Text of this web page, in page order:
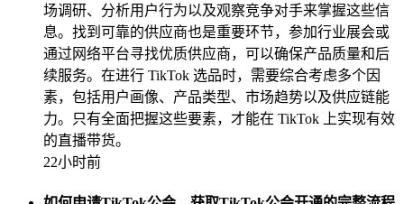
场调研、分析用户行为以及观察竞争对手来掌握这些信
息。找到可靠的供应商也是重要环节，参加行业展会或
通过网络平台寻找优质供应商，可以确保产品质量和后
续服务。在进行 TikTok 选品时，需要综合考虑多个因
素，包括用户画像、产品类型、市场趋势以及供应链能
力。只有全面把握这些要素，才能在 TikTok 上实现有效
的直播带货。
22小时前